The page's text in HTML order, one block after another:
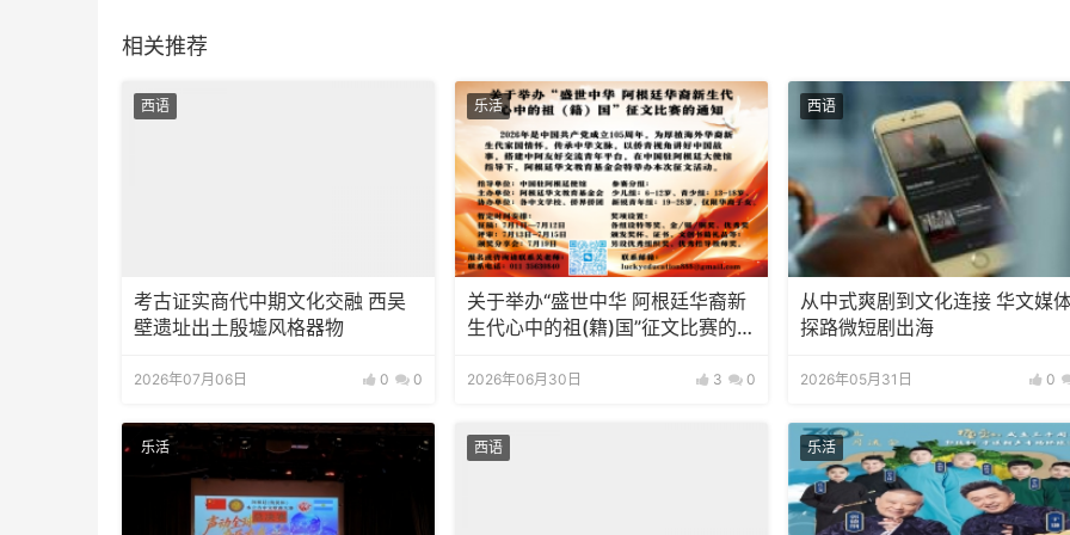
相关推荐
西语
考古证实商代中期文化交融 西吴
壁遗址出土殷墟风格器物
2026年07月06日 0 0
乐活
关于举办“盛世中华 阿根廷华裔新
生代心中的祖(籍)国”征文比赛的通
2026年06月30日 3 0
西语
从中式爽剧到文化连接 华文媒
探路微短剧出海
2026年05月31日 0
乐活 西语 乐活